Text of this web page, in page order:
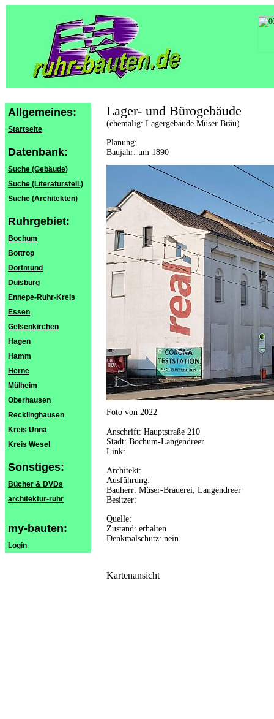
Allgemeines:
Startseite
Datenbank:
Suche (Gebäude)
Suche (Literaturstell.)
Suche (Architekten)
Ruhrgebiet:
Bochum
Bottrop
Dortmund
Duisburg
Ennepe-Ruhr-Kreis
Essen
Gelsenkirchen
Hagen
Hamm
Herne
Mülheim
Oberhausen
Recklinghausen
Kreis Unna
Kreis Wesel
Sonstiges:
Bücher & DVDs
architektur-ruhr
my-bauten:
Login
Lager- und Bürogebäude
(ehemalig: Lagergebäude Müser Bräu)
Planung:
Baujahr: um 1890
Foto von 2022
Anschrift: Hauptstraße 210
Stadt: Bochum-Langendreer
Link:
Architekt:
Ausführung:
Bauherr: Müser-Brauerei, Langendreer
Besitzer:
Quelle:
Zustand: erhalten
Denkmalschutz: nein
Kartenansicht